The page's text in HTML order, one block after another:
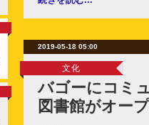
2019-05-18 05:00
文化
バゴーにコミ
図書館がオー